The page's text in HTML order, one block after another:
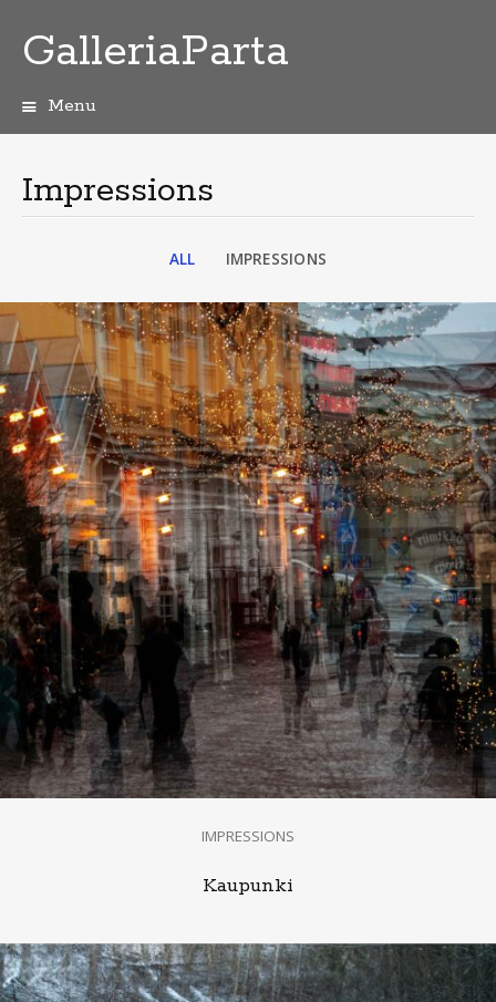
GalleriaParta
Menu
Impressions
ALL IMPRESSIONS
IMPRESSIONS
Kaupunki